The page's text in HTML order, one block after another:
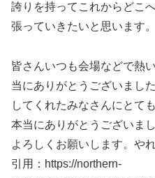
誇りを持ってこれからどこ
張っていきたいと思います。
皆さんいつも会場などで熱
当にありがとうございまし
してくれたみなさんにとて
本当にありがとうございま
よろしくお願いします。や
引用：https://northern-